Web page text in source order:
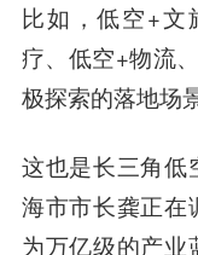
比如，低空+文
疗、低空+物流
极探索的落地场景
这也是长三角低
海市市长龚正在
为万亿级的产业